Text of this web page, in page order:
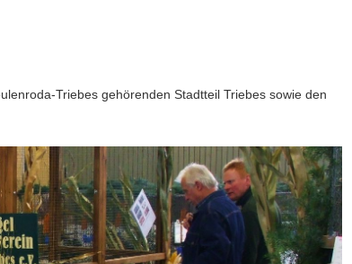
Triebes gehörenden Stadtteil Triebes sowie den